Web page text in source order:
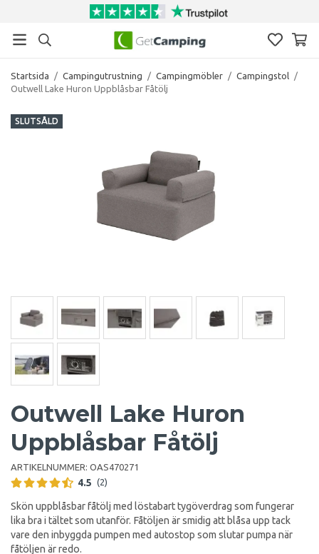
Startsida / Campingutrustning / Campingmöbler / Campingstol /
Outwell Lake Huron Uppblåsbar Fåtölj
SLUTSÅLD
Outwell Lake Huron
Uppblåsbar Fåtölj
ARTIKELNUMMER: OAS470271
4.5 (2)
Skön uppblåsbar fåtölj med löstabart tygöverdrag som fungerar
lika bra i tältet som utanför. Fåtöljen är smidig att blåsa upp tack
vare den inbyggda pumpen med autostop som slutar pumpa när
fåtöljen är redo.